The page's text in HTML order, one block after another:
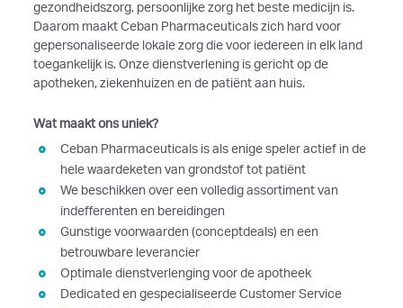
gezondheidszorg, persoonlijke zorg het beste medicijn is.
Daarom maakt Ceban Pharmaceuticals zich hard voor
gepersonaliseerde lokale zorg die voor iedereen in elk land
toegankelijk is. Onze dienstverlening is gericht op de
apotheken, ziekenhuizen en de patiënt aan huis.
Wat maakt ons uniek?
Ceban Pharmaceuticals is als enige speler actief in de
hele waardeketen van grondstof tot patiënt
We beschikken over een volledig assortiment van
indefferenten en bereidingen
Gunstige voorwaarden (conceptdeals) en een
betrouwbare leverancier
Optimale dienstverlenging voor de apotheek
Dedicated en gespecialiseerde Customer Service